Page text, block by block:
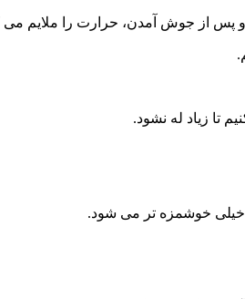
تا زیاد له نشود.
خیلی خوشمزه تر می شود.